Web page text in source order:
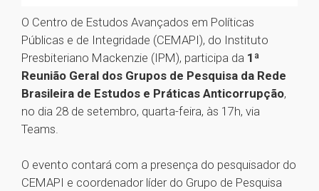
O Centro de Estudos Avançados em Políticas
Públicas e de Integridade (CEMAPI), do Instituto
Presbiteriano Mackenzie (IPM), participa da 1ª
Reunião Geral dos Grupos de Pesquisa da Rede
Brasileira de Estudos e Práticas Anticorrupção,
no dia 28 de setembro, quarta-feira, às 17h, via
Teams.
O evento contará com a presença do pesquisador do
CEMAPI e coordenador líder do Grupo de Pesquisa